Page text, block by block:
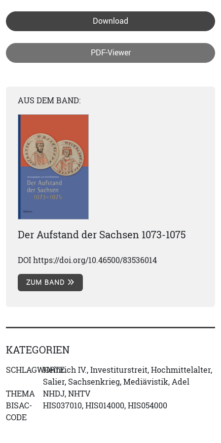
Download
PDF-Viewer
AUS DEM BAND:
Der Aufstand der Sachsen 1073-1075
DOI https://doi.org/10.46500/83536014
ZUM BAND
KATEGORIEN
SCHLAGWORTEHeinrich IV., Investiturstreit, Hochmittelalter,
Salier, Sachsenkrieg, Mediävistik, Adel
THEMA
NHDJ, NHTV
BISAC-
CODE
HIS037010, HIS014000, HIS054000